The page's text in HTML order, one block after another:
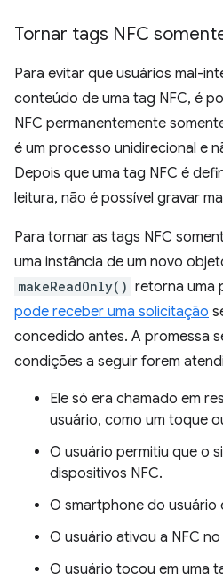
Tornar tags NFC
Para evitar que usuários mal-
conteúdo de uma tag NFC, é
NFC permanentemente
é um processo unidirecional e
Depois que uma tag NFC é
leitura, não é possível gravar
Para tornar as tags NFC
uma instância de um novo
makeReadOnly() retorna uma
pode receber uma solicitação
concedido antes. A promessa
condições a seguir forem
Ele só era chamado em
usuário, como um toque
O usuário permitiu que o
dispositivos NFC.
O smartphone do usuário
O usuário ativou a NFC
O usuário tocou em uma